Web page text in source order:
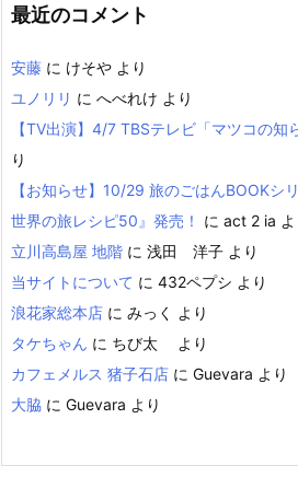
最近のコメント
安藤 に けそや より
ユノリリ に へべれけ より
【TV出演】4/7 TBSテレビ「マツコの知
り
【お知らせ】10/29 旅のごはんBOOKシ
世界の旅レシピ50』発売！
に act 2 ia
立川高島屋 地階 に 浅田 洋子 より
当サイトについて に 432ペプシ より
浪花家総本店 に みっく
より
タケちゃん に ちび太
より
カフェメルス 猪子石店 に Guevara より
大脇 に Guevara より